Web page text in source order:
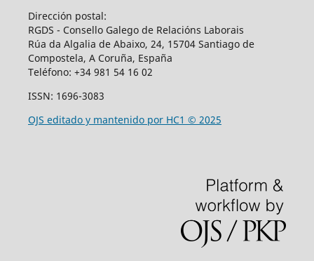
Dirección postal:
RGDS - Consello Galego de Relacións Laborais
Rúa da Algalia de Abaixo, 24, 15704 Santiago de
Compostela, A Coruña, España
Teléfono: +34 981 54 16 02
ISSN: 1696-3083
OJS editado y mantenido por HC1 © 2025